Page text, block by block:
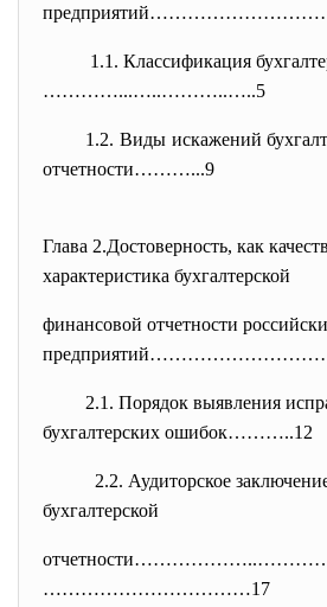
1.1. Классификация
…………...…..………..…..5
1.2. Виды искажений
отчетности………...9
Глава 2.Достоверность, как
характеристика бухгалтерской
финансовой отчетности
2.1. Порядок выявления
бухгалтерских ошибок………..12
2.2. Аудиторское
бухгалтерской
……………………………17